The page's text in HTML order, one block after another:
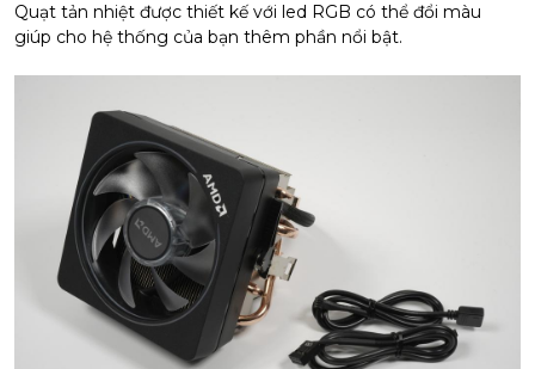
Quạt tản nhiệt được thiết kế với led RGB có thể đổi màu
giúp cho hệ thống của bạn thêm phần nổi bật.